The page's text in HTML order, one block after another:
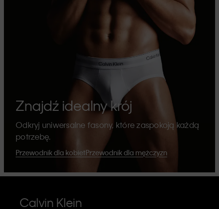
Znajdź idealny krój
Odkryj uniwersalne fasony, które zaspokoją każdą
potrzebę.
Przewodnik dla kobietPrzewodnik dla mężczyzn
Calvin Klein